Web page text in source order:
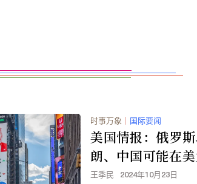
时事万象 ｜ 国际要闻
美国情报：俄罗
朗、中国可能在
引发暴力
王季民 2024年10月23日